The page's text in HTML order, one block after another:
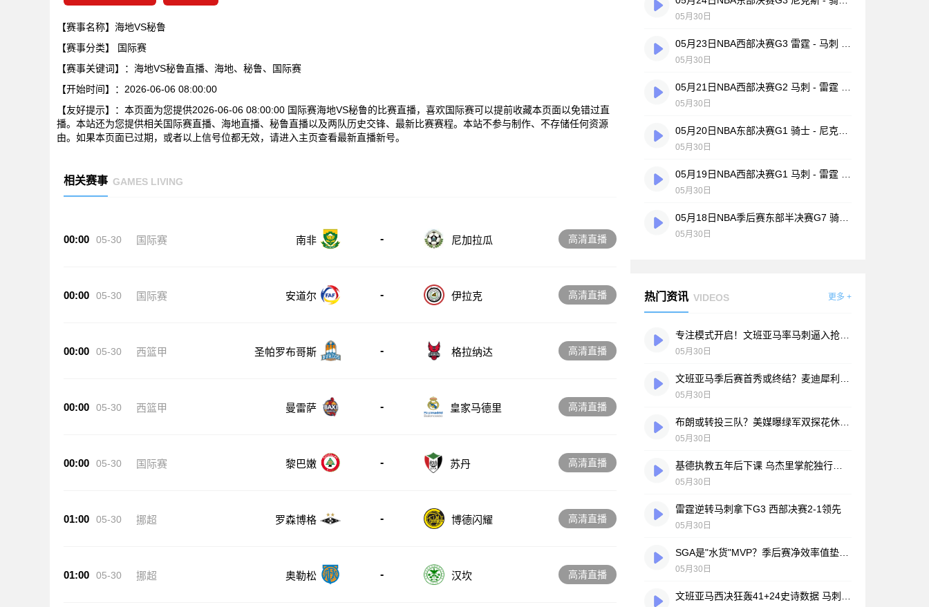
【赛事名称】海地VS秘鲁
【赛事分类】
国际赛
【赛事关键词】：海地VS秘鲁直播、海地、秘鲁、国际赛
【开始时间】：2026-06-06 08:00:00
【友好提示】：本页面为您提供2026-06-06 08:00:00 国际赛海地VS秘鲁的比赛直播，喜欢国际赛可以提前收藏本页面以免错过直
播。本站还为您提供相关国际赛直播、海地直播、秘鲁直播以及两队历史交锋、最新比赛赛程。本站不参与制作、不存储任何资源
由。如果本页面已过期，或者以上信号位都无效，请进入主页查看最新直播新号。
相关赛事 GAMES LIVING
00:00 05-30 国际赛 南非 - 尼加拉瓜 高清直播
00:00 05-30 国际赛 安道尔 - 伊拉克 高清直播
00:00 05-30 西篮甲 圣帕罗布哥斯 - 格拉纳达 高清直播
00:00 05-30 西篮甲 曼雷萨 - 皇家马德里 高清直播
00:00 05-30 国际赛 黎巴嫩 - 苏丹 高清直播
01:00 05-30 挪超 罗森博格 - 博德闪耀 高清直播
01:00 05-30 挪超 奥勒松 - 汉坎 高清直播
05月30日
05月30日
05月30日
05月30日
05月30日
05月30日
热门资讯 VIDEOS 更多 +
05月30日
05月30日
05月30日
05月30日
雷霆逆转马刺拿下G3 西部决赛2-1领先
05月30日
05月30日